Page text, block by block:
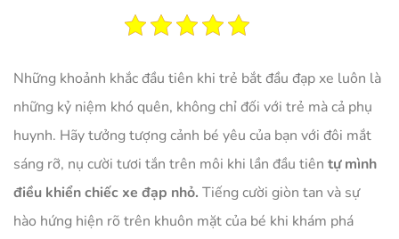
Những khoảnh khắc đầu tiên khi trẻ bắt đầu đạp xe luôn là
những kỷ niệm khó quên, không chỉ đối với trẻ mà cả phụ
huynh. Hãy tưởng tượng cảnh bé yêu của bạn với đôi mắt
sáng rỡ, nụ cười tươi tắn trên môi khi lần đầu tiên tự mình
điều khiển chiếc xe đạp nhỏ. Tiếng cười giòn tan và sự
hào hứng hiện rõ trên khuôn mặt của bé khi khám phá